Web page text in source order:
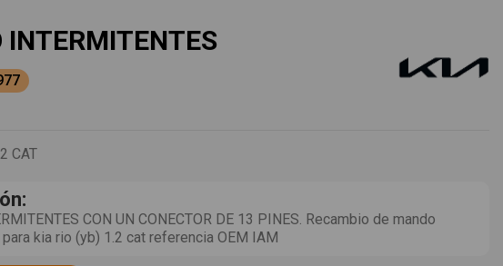
INTERMITENTES
CAT
CON UN CONECTOR DE 13 PINES. Recambio de mando
kia rio (yb) 1.2 cat referencia OEM IAM